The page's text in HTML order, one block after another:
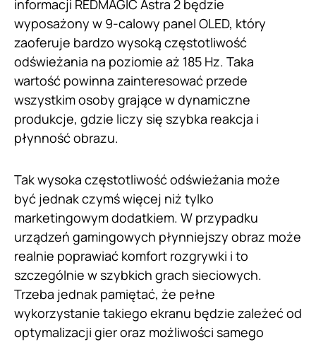
informacji REDMAGIC Astra 2 będzie
wyposażony w 9-calowy panel OLED, który
zaoferuje bardzo wysoką częstotliwość
odświeżania na poziomie aż 185 Hz. Taka
wartość powinna zainteresować przede
wszystkim osoby grające w dynamiczne
produkcje, gdzie liczy się szybka reakcja i
płynność obrazu.
Tak wysoka częstotliwość odświeżania może
być jednak czymś więcej niż tylko
marketingowym dodatkiem. W przypadku
urządzeń gamingowych płynniejszy obraz może
realnie poprawiać komfort rozgrywki i to
szczególnie w szybkich grach sieciowych.
Trzeba jednak pamiętać, że pełne
wykorzystanie takiego ekranu będzie zależeć od
optymalizacji gier oraz możliwości samego